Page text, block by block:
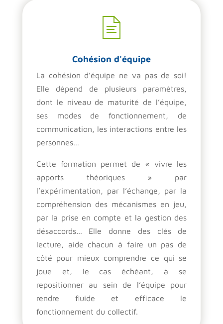
Cohésion d'équipe
La cohésion d’équipe ne va pas de soi!
Elle dépend de plusieurs paramètres,
dont le niveau de maturité de l’équipe,
ses modes de fonctionnement, de
communication, les interactions entre les
personnes…
Cette formation permet de « vivre les
apports théoriques » par
l’expérimentation, par l’échange, par la
compréhension des mécanismes en jeu,
par la prise en compte et la gestion des
désaccords… Elle donne des clés de
lecture, aide chacun à faire un pas de
côté pour mieux comprendre ce qui se
joue et, le cas échéant, à se
repositionner au sein de l’équipe pour
rendre fluide et efficace le
fonctionnement du collectif.